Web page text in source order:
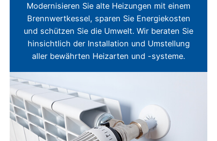
Modernisieren Sie alte Heizungen mit einem
Brennwertkessel, sparen Sie Energiekosten
und schützen Sie die Umwelt. Wir beraten Sie
hinsichtlich der Installation und Umstellung
aller bewährten Heizarten und -systeme.